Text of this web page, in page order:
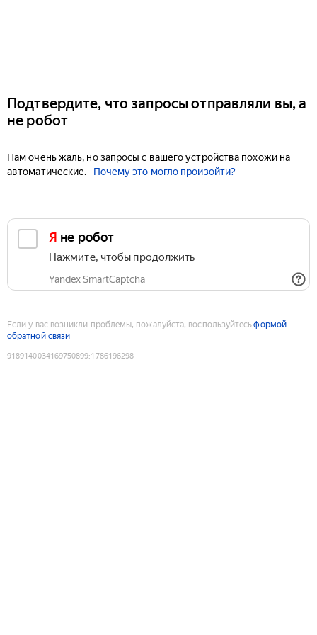
Подтвердите, что запросы отправляли вы, а
не робот
Нам очень жаль, но запросы с вашего устройства похожи на
автоматические.
Почему это могло произойти?
Я не робот
Нажмите, чтобы продолжить
Yandex SmartCaptcha
Если у вас возникли проблемы, пожалуйста, воспользуйтесьформой
обратной связи
9189140034169750899:1786196298